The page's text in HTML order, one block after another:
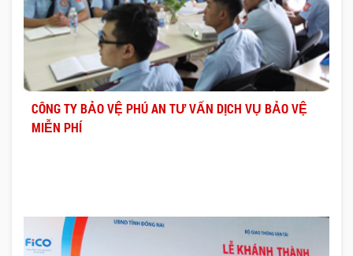
CÔNG TY BẢO VỆ PHÚ AN TƯ VẤN DỊCH VỤ BẢO VỆ
MIỄN PHÍ